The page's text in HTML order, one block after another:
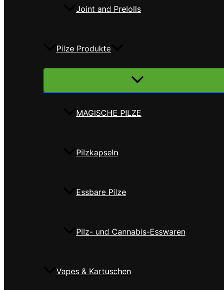
Joint and Prelolls
Pilze Produkte
Menü
MAGISCHE PILZE
Pilzkapseln
Essbare Pilze
Pilz- und Cannabis-Esswaren
Vapes & Kartuschen